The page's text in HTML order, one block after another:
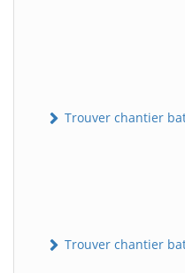
Trouver chantier
Trouver chantier